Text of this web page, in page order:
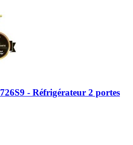
- Réfrigérateur 2 portes